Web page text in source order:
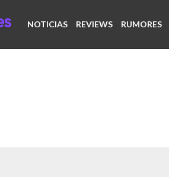
NOTICIAS REVIEWS RUMORES